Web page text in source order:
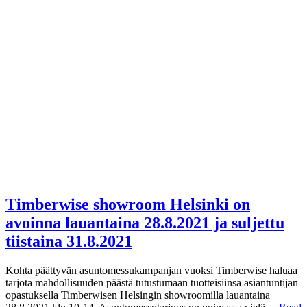
Timberwise showroom Helsinki on
avoinna lauantaina 28.8.2021 ja suljettu
tiistaina 31.8.2021
Kohta päättyvän asuntomessukampanjan vuoksi Timberwise haluaa
tarjota mahdollisuuden päästä tutustumaan tuotteisiinsa asiantuntijan
opastuksella Timberwisen Helsingin showroomilla lauantaina